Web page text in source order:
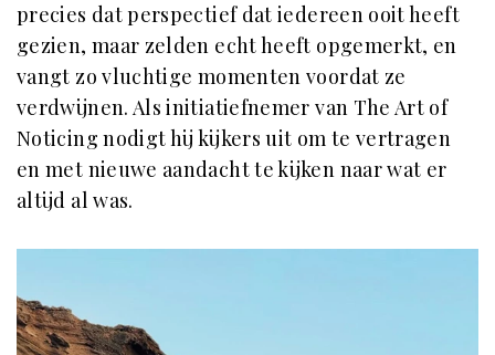
precies dat perspectief dat iedereen ooit heeft
gezien, maar zelden echt heeft opgemerkt, en
vangt zo vluchtige momenten voordat ze
verdwijnen. Als initiatiefnemer van The Art of
Noticing nodigt hij kijkers uit om te vertragen
en met nieuwe aandacht te kijken naar wat er
altijd al was.